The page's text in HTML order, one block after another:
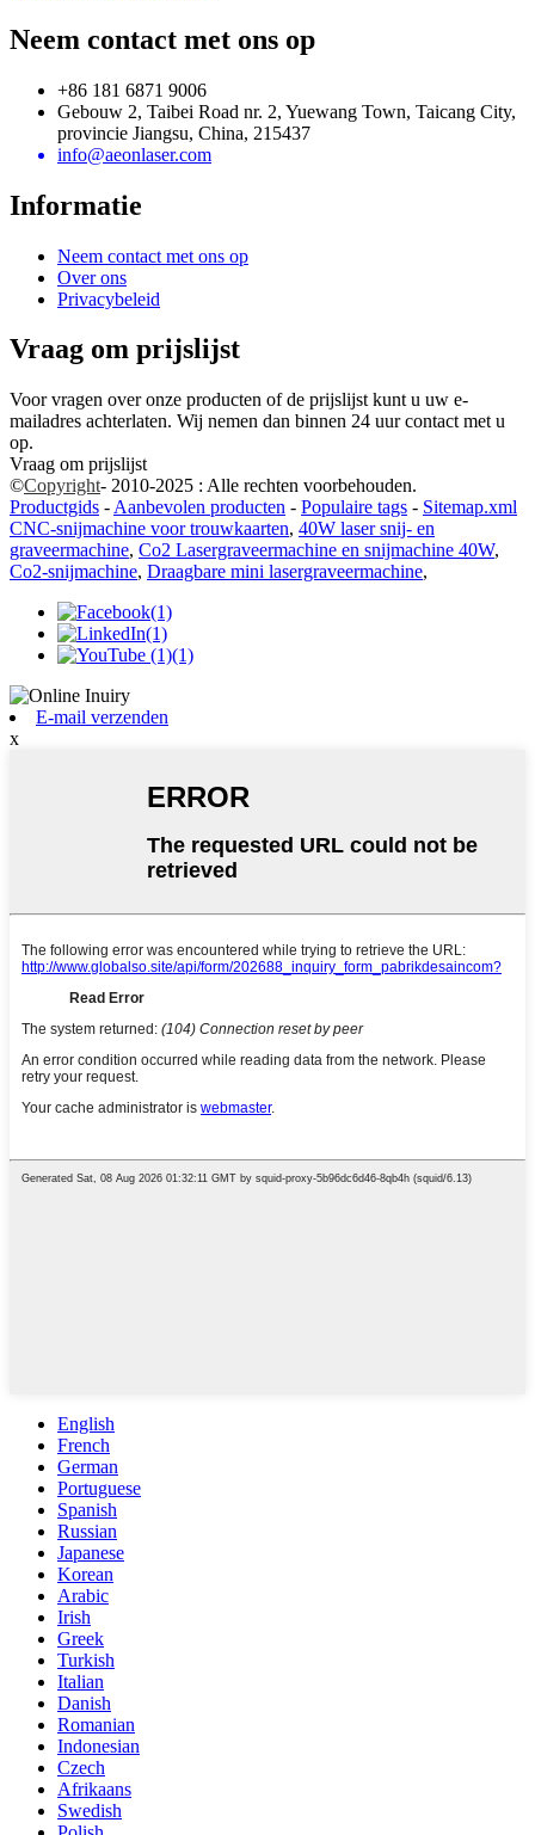
Neem contact met ons op
+86 181 6871 9006
Gebouw 2, Taibei Road nr. 2, Yuewang Town, Taicang City,
provincie Jiangsu, China, 215437
info@aeonlaser.com
Informatie
Neem contact met ons op
Over ons
Privacybeleid
Vraag om prijslijst
Voor vragen over onze producten of de prijslijst kunt u uw e-
mailadres achterlaten. Wij nemen dan binnen 24 uur contact met u
op.
Vraag om prijslijst
©Copyright- 2010-2025 : Alle rechten voorbehouden.
Productgids - Aanbevolen producten - Populaire tags - Sitemap.xml
CNC-snijmachine voor trouwkaarten, 40W laser snij- en
graveermachine, Co2 Lasergraveermachine en snijmachine 40W,
Co2-snijmachine, Draagbare mini lasergraveermachine,
E-mail verzenden
x
English
French
German
Portuguese
Spanish
Russian
Japanese
Korean
Arabic
Irish
Greek
Turkish
Italian
Danish
Romanian
Indonesian
Czech
Afrikaans
Swedish